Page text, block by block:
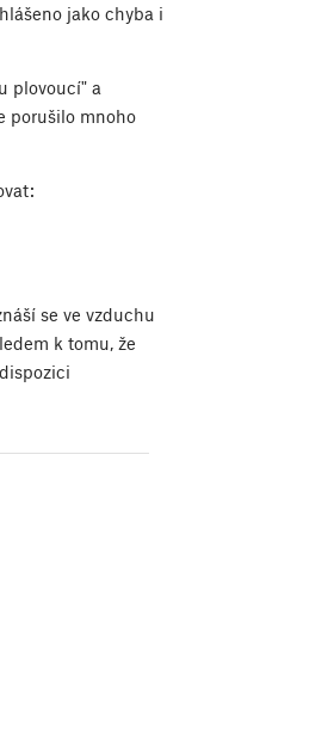
jako chyba i
plovoucí" a
porušilo mnoho
se ve vzduchu
k tomu, že